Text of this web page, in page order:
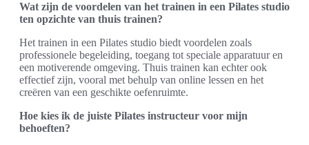
Wat zijn de voordelen van het trainen in een Pilates studio
ten opzichte van thuis trainen?
Het trainen in een Pilates studio biedt voordelen zoals
professionele begeleiding, toegang tot speciale apparatuur en
een motiverende omgeving. Thuis trainen kan echter ook
effectief zijn, vooral met behulp van online lessen en het
creëren van een geschikte oefenruimte.
Hoe kies ik de juiste Pilates instructeur voor mijn
behoeften?